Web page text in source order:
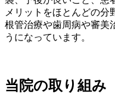
メリットをほとんどの分
根管治療や歯周病や審美
うになっています。
当院の取り組み